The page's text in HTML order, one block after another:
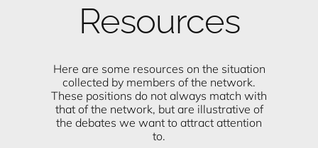
Resources​
Here are some resources on the situation
collected by members of the network.
These positions do not always match with
that of the network, but are illustrative of
the debates we want to attract attention
to.